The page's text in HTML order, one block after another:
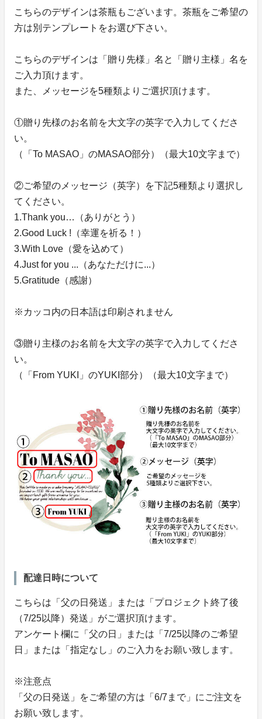
こちらのデザインは茶瓶もございます。茶瓶をご希望の
方は別テンプレートをお選び下さい。
こちらのデザインは「贈り先様」名と「贈り主様」名を
ご入力頂けます。
また、メッセージを5種類よりご選択頂けます。
①贈り先様のお名前を大文字の英字で入力してくださ
い。
（「To MASAO」のMASAO部分）（最大10文字まで）
②ご希望のメッセージ（英字）を下記5種類より選択し
てください。
1.Thank you…（ありがとう）
2.Good Luck !（幸運を祈る！）
3.With Love（愛を込めて）
4.Just for you ...（あなただけに...）
5.Gratitude（感謝）
※カッコ内の日本語は印刷されません
③贈り主様のお名前を大文字の英字で入力してくださ
い。
（「From YUKI」のYUKI部分）（最大10文字まで）
配達日時について
こちらは「父の日発送」または「プロジェクト終了後
（7/25以降）発送」がご選択頂けます。
アンケート欄に「父の日」または「7/25以降のご希望
日」または「指定なし」のご入力をお願い致します。
※注意点
「父の日発送」をご希望の方は「6/7まで」にご注文を
お願い致します。